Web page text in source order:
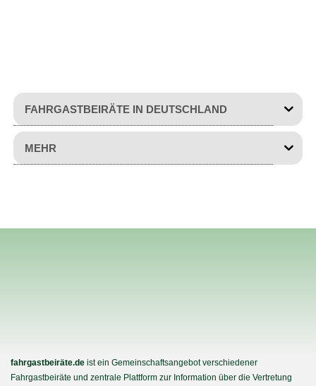
FAHRGASTBEIRÄTE IN DEUTSCHLAND
MEHR
fahrgastbeiräte.de ist ein Gemeinschaftsangebot verschiedener
Fahrgastbeiräte und zentrale Plattform zur Information über die Vertretung